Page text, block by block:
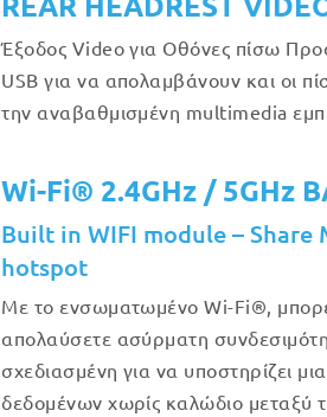
Έξοδος Video για Οθόνες πίσω
USB για να απολαμβάνουν και οι
την αναβαθμισμένη multimedia
Wi-Fi® 2.4GHz / 5GHz
Built in WIFI module – Share
hotspot
Με το ενσωματωμένο Wi-Fi®,
απολαύσετε ασύρματη
σχεδιασμένη για να υποστηρίζει
δεδομένων χωρίς καλώδιο μεταξύ